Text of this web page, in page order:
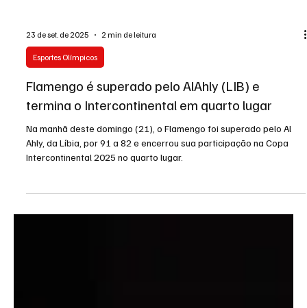
23 de set. de 2025 2 min de leitura
Esportes Olímpicos
Flamengo é superado pelo AlAhly (LIB) e
termina o Intercontinental em quarto lugar
Na manhã deste domingo (21), o Flamengo foi superado pelo Al